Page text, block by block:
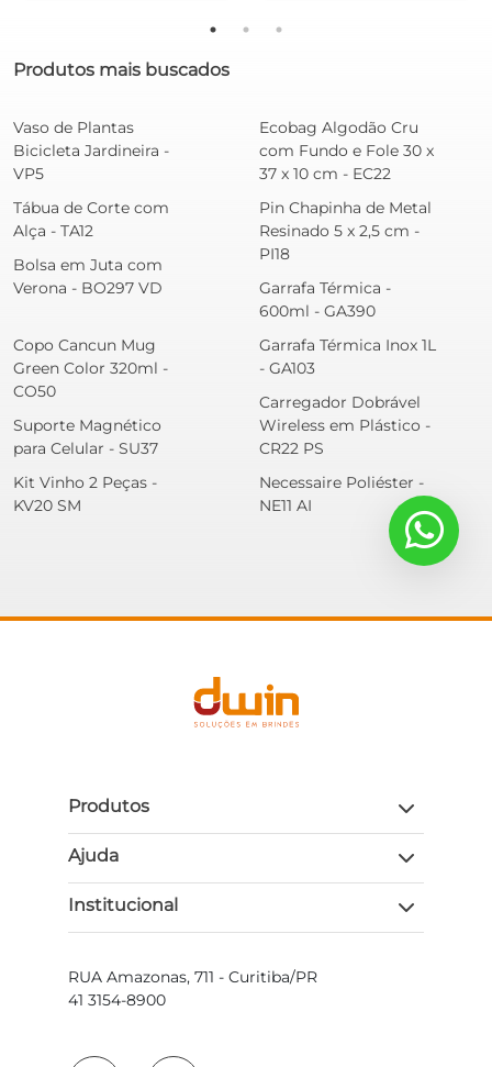
Produtos mais buscados
Vaso de Plantas
Bicicleta Jardineira -
VP5
Tábua de Corte com
Alça - TA12
Bolsa em Juta com
Verona - BO297 VD
Ecobag Algodão Cru
com Fundo e Fole 30 x
37 x 10 cm - EC22
Pin Chapinha de Metal
Resinado 5 x 2,5 cm -
PI18
Garrafa Térmica -
600ml - GA390
Copo Cancun Mug
Green Color 320ml -
CO50
Suporte Magnético
para Celular - SU37
Kit Vinho 2 Peças -
KV20 SM
Garrafa Térmica Inox 1L
- GA103
Carregador Dobrável
Wireless em Plástico -
CR22 PS
Necessaire Poliéster -
NE11 AI
Produtos
Ajuda
Institucional
RUA Amazonas, 711 - Curitiba/PR
41 3154-8900